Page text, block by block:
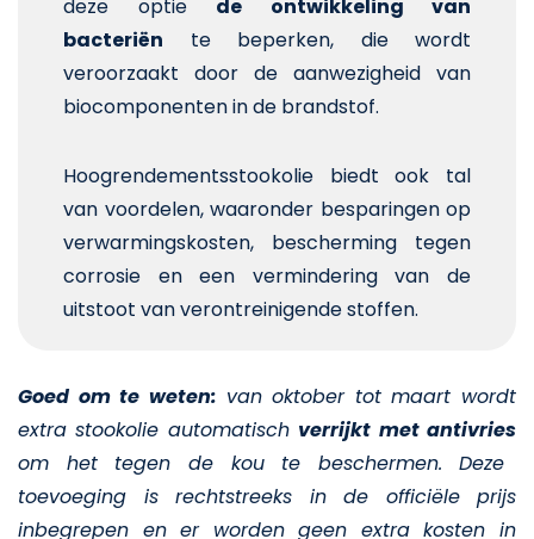
deze optie de ontwikkeling van
bacteriën te beperken, die wordt
veroorzaakt door de aanwezigheid van
biocomponenten in de brandstof.
Hoogrendementsstookolie biedt ook tal
van voordelen, waaronder besparingen op
verwarmingskosten, bescherming tegen
corrosie en een vermindering van de
uitstoot van verontreinigende stoffen.
Goed om te weten: van oktober tot maart wordt
extra stookolie automatisch verrijkt met antivries
om het tegen de kou te beschermen. Deze
toevoeging is rechtstreeks in de officiële prijs
inbegrepen en er worden geen extra kosten in